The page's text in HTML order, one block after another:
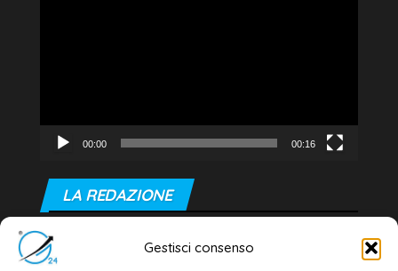
Gestisci consenso
00:00 00:16
LA REDAZIONE
Editore e direttore responsabile:
Dott. Daniele G. Masciullo